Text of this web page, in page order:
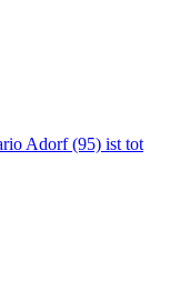
Adorf (95) ist tot